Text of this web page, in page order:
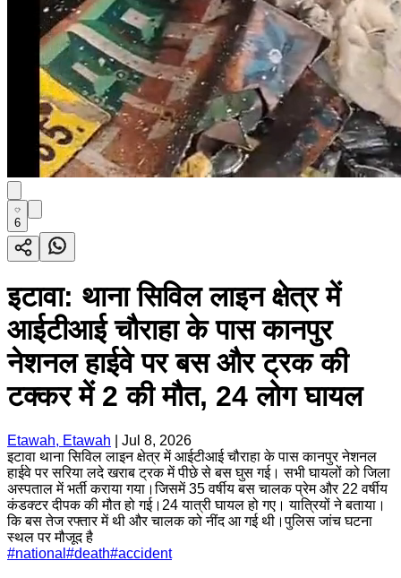
6
इटावा: थाना सिविल लाइन क्षेत्र में
आईटीआई चौराहा के पास कानपुर
नेशनल हाईवे पर बस और ट्रक की
टक्कर में 2 की मौत, 24 लोग घायल
Etawah, Etawah
Jul 8, 2026
इटावा थाना सिविल लाइन क्षेत्र में आईटीआई चौराहा के पास कानपुर नेशनल
हाईवे पर सरिया लदे खराब ट्रक में पीछे से बस घुस गई। सभी घायलों को जिला
अस्पताल में भर्ती कराया गया।जिसमें 35 वर्षीय बस चालक प्रेम और 22 वर्षीय
कंडक्टर दीपक की मौत हो गई।24 यात्री घायल हो गए। यात्रियों ने बताया।
कि बस तेज रफ्तार में थी और चालक को नींद आ गई थी।पुलिस जांच घटना
स्थल पर मौजूद है
#national #death#accident